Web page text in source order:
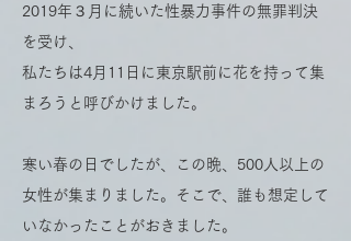
2019年３月に続いた性暴力事件の無罪判決
を受け、
私たちは4月11日に東京駅前に花を持って集
まろうと呼びかけました。
寒い春の日でしたが、この晩、500人以上の
女性が集まりました。そこで、誰も想定して
いなかったことがおきました。